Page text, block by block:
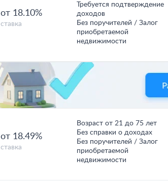
от 18.10%
ставка
Требуется подтверждение
доходов
Без поручителей / Залог
приобретаемой
недвижимости
от 18.49%
ставка
Возраст от 21 до 75 лет
Без справки о доходах
Без поручителей / Залог
приобретаемой
недвижимости